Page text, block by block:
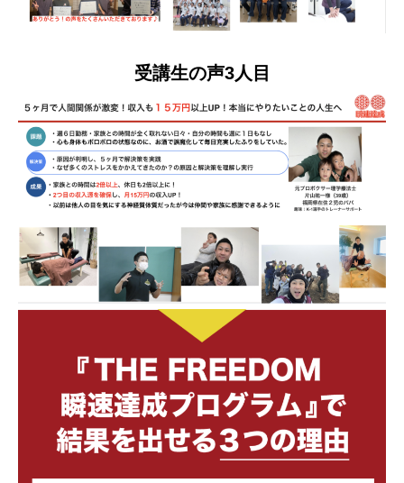
受講生の声3人目